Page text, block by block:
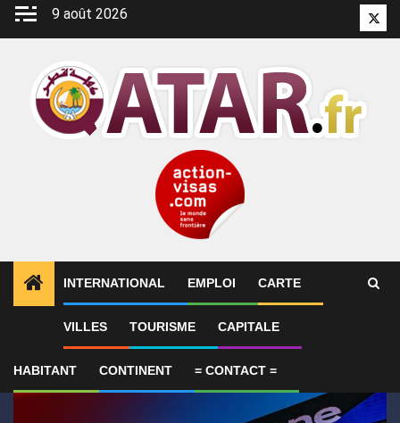
Aller
9 août 2026
INTERNATIONAL EMPLOI CARTE
VILLES TOURISME CAPITALE
HABITANT CONTINENT = CONTACT =
ALERTES INFO 1 GP de Grande-Bretagne –